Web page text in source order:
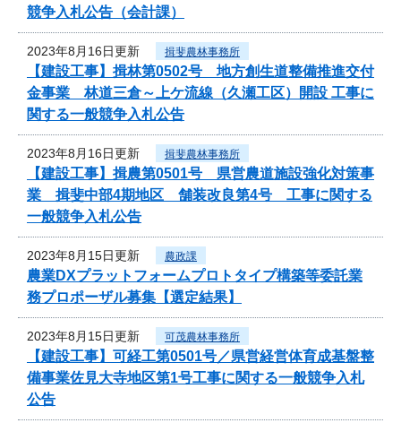
競争入札公告（会計課）
2023年8月16日更新 揖斐農林事務所
【建設工事】揖林第0502号 地方創生道整備推進交付
金事業 林道三倉～上ケ流線（久瀬工区）開設 工事に
関する一般競争入札公告
2023年8月16日更新 揖斐農林事務所
【建設工事】揖農第0501号 県営農道施設強化対策事
業 揖斐中部4期地区 舗装改良第4号 工事に関する
一般競争入札公告
2023年8月15日更新 農政課
農業DXプラットフォームプロトタイプ構築等委託業
務プロポーザル募集【選定結果】
2023年8月15日更新 可茂農林事務所
【建設工事】可経工第0501号／県営経営体育成基盤整
備事業佐見大寺地区第1号工事に関する一般競争入札
公告